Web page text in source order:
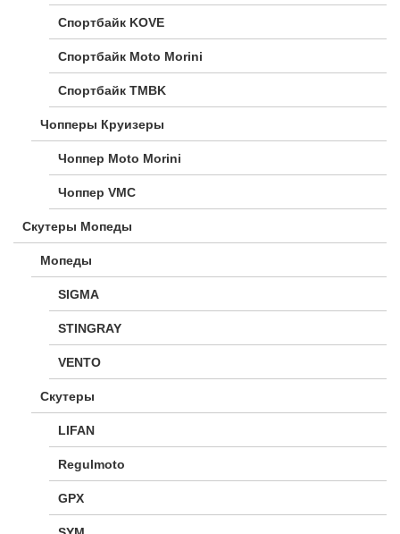
Спортбайк KOVE
Спортбайк Moto Morini
Спортбайк TMBK
Чопперы Круизеры
Чоппер Moto Morini
Чоппер VMC
Скутеры Мопеды
Мопеды
SIGMA
STINGRAY
VENTO
Скутеры
LIFAN
Regulmoto
GPX